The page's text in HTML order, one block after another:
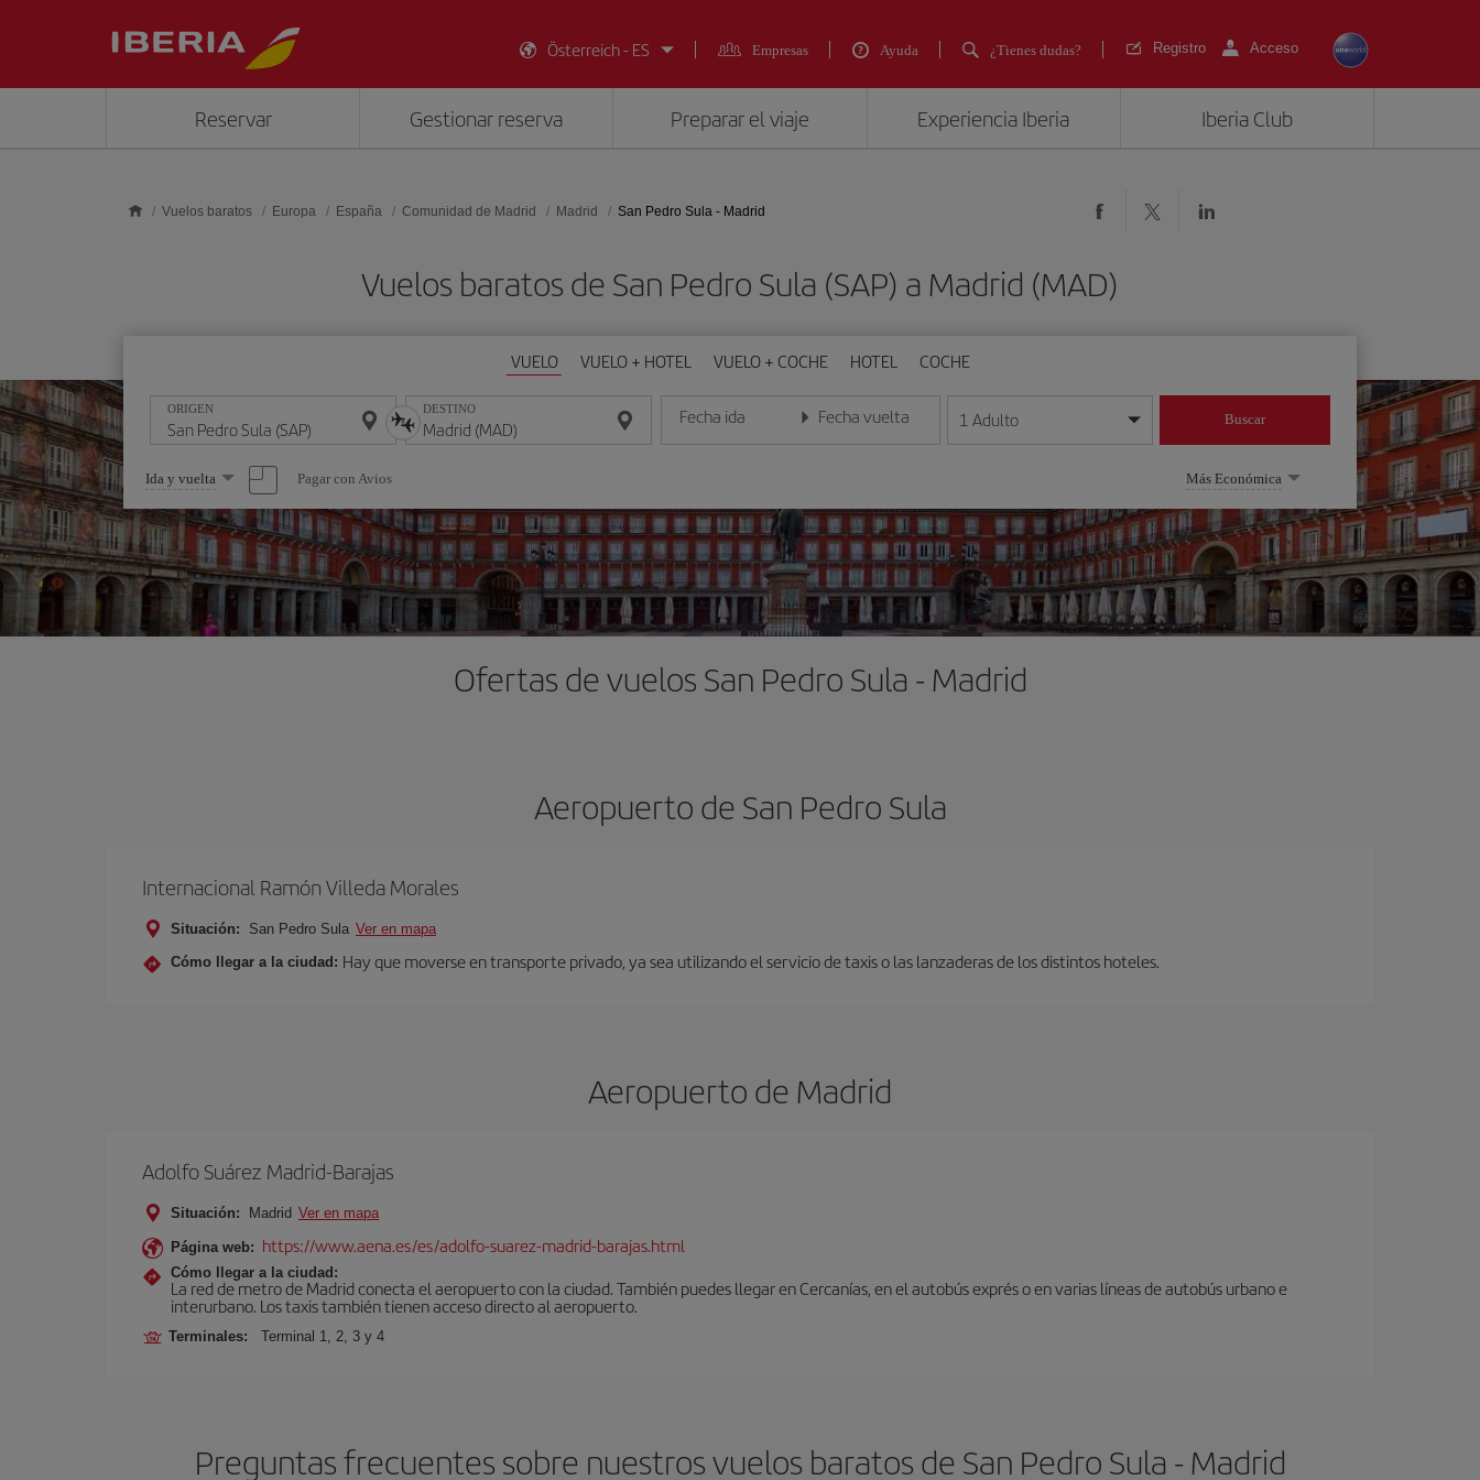
Österreich - ES
Empresas Ayuda ¿Tienes dudas? Registro Acceso
Reservar Gestionar reserva Preparar el viaje Experiencia Iberia Iberia Club
Vuelos baratos Europa España Comunidad de Madrid Madrid San Pedro Sula - Madrid
Vuelos baratos de San Pedro Sula (SAP) a Madrid (MAD)
VUELO VUELO + HOTEL VUELO + COCHE HOTEL COCHE
ORIGEN DESTINO Fecha ida
Introduce la fecha en formato día/mes/año
Fecha vuelta
Introduce la fecha en formato día/mes/año
1 Adulto Buscar
Seleccione
una
opción
Ida y vuelta Pagar con Avios Más Económica
Ofertas de vuelos San Pedro Sula - Madrid
Aeropuerto de San Pedro Sula
Internacional Ramón Villeda Morales
Situación: San Pedro Sula Ver en mapa
Cómo llegar a la ciudad: Hay que moverse en transporte privado, ya sea utilizando el servicio de taxis o las lanzaderas de los distintos hoteles.
Aeropuerto de Madrid
Adolfo Suárez Madrid-Barajas
Situación: Madrid Ver en mapa
Página web: https://www.aena.es/es/adolfo-suarez-madrid-barajas.html
Cómo llegar a la ciudad:
La red de metro de Madrid conecta el aeropuerto con la ciudad. También puedes llegar en Cercanías, en el autobús exprés o en varias líneas de autobús urbano e
interurbano. Los taxis también tienen acceso directo al aeropuerto.
Terminales: Terminal 1, 2, 3 y 4
Preguntas frecuentes sobre nuestros vuelos baratos de San Pedro Sula - Madrid